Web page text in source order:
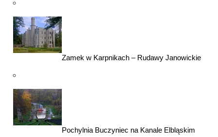
Zamek w Karpnikach – Rudawy Janowickie
Pochylnia Buczyniec na Kanale Elbląskim